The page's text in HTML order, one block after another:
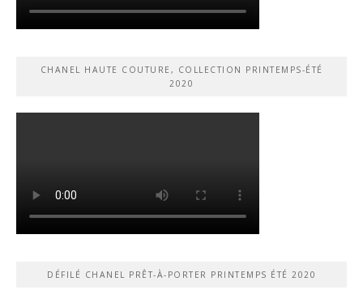
CHANEL HAUTE COUTURE, COLLECTION PRINTEMPS-ÉTÉ
2020
DÉFILÉ CHANEL PRÊT-À-PORTER PRINTEMPS ÉTÉ 2020